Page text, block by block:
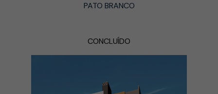
PATO BRANCO
CONCLUÍDO